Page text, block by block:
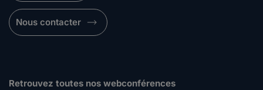
Nous contacter
Retrouvez toutes nos webconférences